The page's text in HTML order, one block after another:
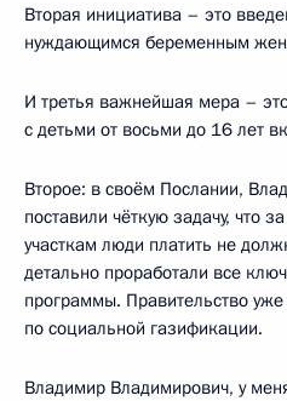
Вторая инициатива – это
нуждающимся беременным
И третья важнейшая мера –
с детьми от восьми до 16 лет
Второе: в своём Послании,
поставили чёткую задачу, что
участкам люди платить не
детально проработали все
программы. Правительство уже
по социальной газификации.
Владимир Владимирович, у